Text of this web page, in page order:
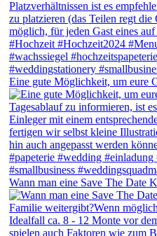
Eine gute Möglichkeit, um eure
Wann man eine Save The Date